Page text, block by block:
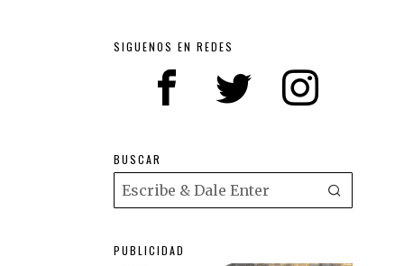
SIGUENOS EN REDES
BUSCAR
PUBLICIDAD